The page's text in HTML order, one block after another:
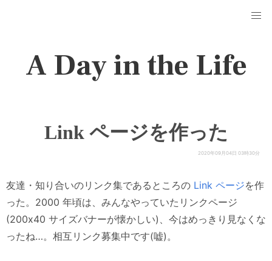
A Day in the Life
Link ページを作った
2020年09月04日 03時30分
友達・知り合いのリンク集であるところの Link ページを作
った。2000 年頃は、みんなやっていたリンクページ
(200x40 サイズバナーが懐かしい)、今はめっきり見なくな
ったね…。相互リンク募集中です(嘘)。